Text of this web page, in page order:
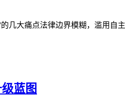
大痛点法律边界模糊，滥用自主
蓝图